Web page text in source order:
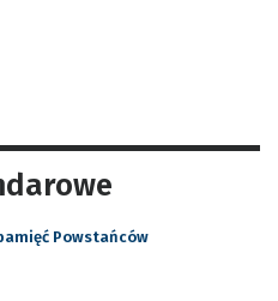
Powstańców